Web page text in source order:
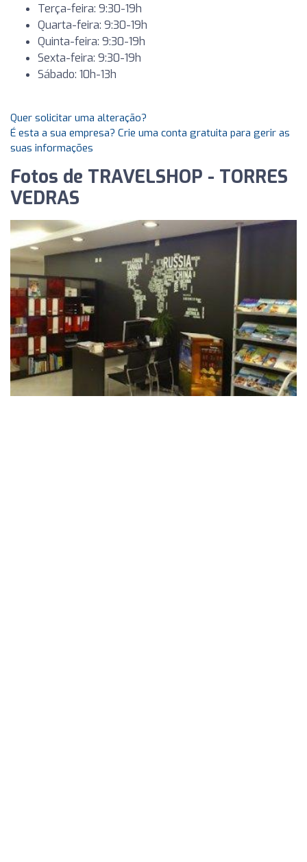
Terça-feira: 9:30-19h
Quarta-feira: 9:30-19h
Quinta-feira: 9:30-19h
Sexta-feira: 9:30-19h
Sábado: 10h-13h
Quer solicitar uma alteração?
É esta a sua empresa? Crie uma conta gratuita para gerir as
suas informações
Fotos de TRAVELSHOP - TORRES
VEDRAS